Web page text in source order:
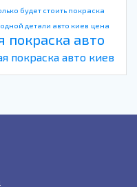
будет стоить покраска
детали авто киев цена
покраска авто
покраска авто киев